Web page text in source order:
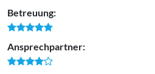
Betreuung:
Ansprechpartner: